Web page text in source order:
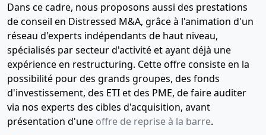
Dans ce cadre, nous proposons aussi des prestations
de conseil en Distressed M&A, grâce à l'animation d'un
réseau d'experts indépendants de haut niveau,
spécialisés par secteur d'activité et ayant déjà une
expérience en restructuring. Cette offre consiste en la
possibilité pour des grands groupes, des fonds
d'investissement, des ETI et des PME, de faire auditer
via nos experts des cibles d'acquisition, avant
présentation d'une offre de reprise à la barre.